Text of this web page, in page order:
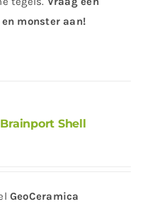
monster aan!
Shell
GeoCeramica